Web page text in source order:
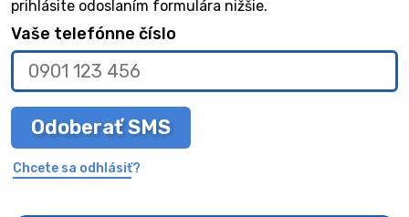
prihlásite odoslaním formulára nižšie.
Vaše telefónne číslo
Odoberať SMS
Chcete sa odhlásiť?